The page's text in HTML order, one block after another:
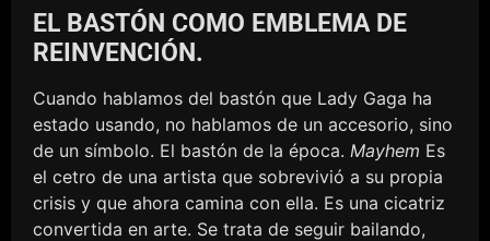
EL BASTÓN COMO EMBLEMA DE
REINVENCIÓN.
Cuando hablamos del bastón que Lady Gaga ha
estado usando, no hablamos de un accesorio, sino
de un símbolo. El bastón de la época. Mayhem Es
el cetro de una artista que sobrevivió a su propia
crisis y que ahora camina con ella. Es una cicatriz
convertida en arte. Se trata de seguir bailando,